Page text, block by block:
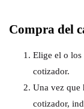
Compra del
Elige el o los
cotizador.
Una vez que
cotizador,